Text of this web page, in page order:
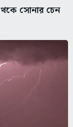
সোনার চেন